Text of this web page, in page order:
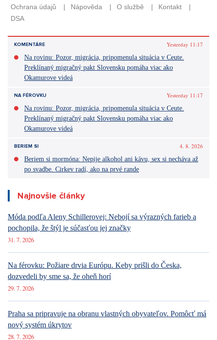
KOMENTÁRE
Yesterday 11:17
Na rovinu: Pozor, migrácia, pripomenula situácia v Ceute.
Preklínaný migračný pakt Slovensku pomáha viac ako
Okamurove videá
NA FÉROVKU
Yesterday 11:17
Na rovinu: Pozor, migrácia, pripomenula situácia v Ceute.
Preklínaný migračný pakt Slovensku pomáha viac ako
Okamurove videá
BERIEM SI
4. 8. 2026
Beriem si mormóna: Nepije alkohol ani kávu, sex si necháva až
po svadbe. Cirkev radí, ako na prvé rande
Najnovšie články
Móda podľa Aleny Schillerovej: Nebojí sa výrazných farieb a
pochopila, že štýl je súčasťou jej značky
31. 7. 2026
Na férovku: Požiare drvia Európu. Keby prišli do Česka,
dozvedeli by sme sa, že oheň horí
29. 7. 2026
Praha sa pripravuje na obranu vlastných obyvateľov. Pomôcť má
nový systém úkrytov
28. 7. 2026